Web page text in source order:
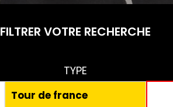
FILTRER VOTRE RECHERCHE
TYPE